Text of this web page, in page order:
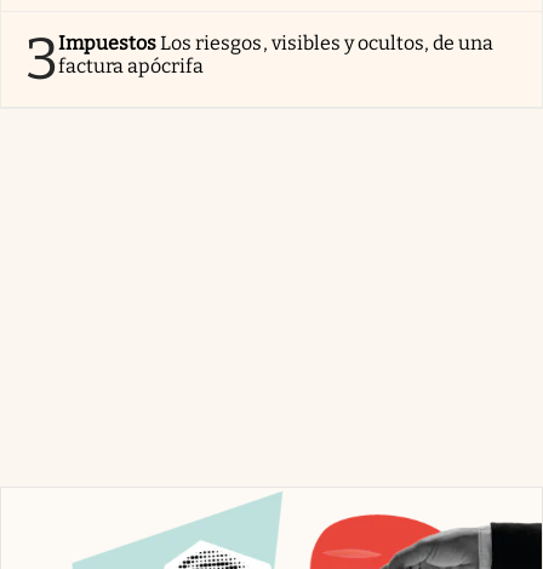
3ImpuestosLos riesgos, visibles y ocultos, de una
factura apócrifa